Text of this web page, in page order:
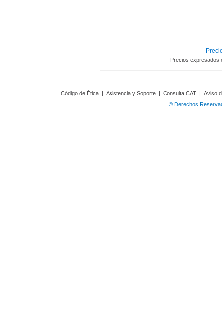
Precios expresados
Código de Ética | Asistencia y Soporte | Consulta CAT | Aviso
© Derechos